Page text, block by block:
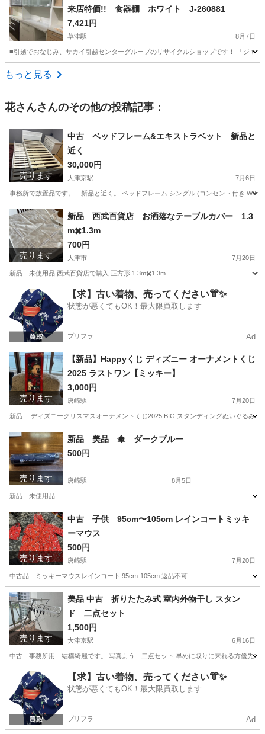
来店特価!! 食器棚 ホワイト J-260881
7,421円
草津駅 8月7日
■引越でおなじみ、サカイ引越センターグループのリサイクルショップです！ 「ジャ
滋賀 草津市
もっと見る
花さんさんのその他の投稿記事：
売ります
中古 ベッドフレーム&エキストラベット 新品と
近く
30,000円
大津京駅 7月6日
事務所で放置品です。 新品と近く。 ベッドフレーム シングル (コンセント付き WW)
滋賀 大津市 大津京駅 ベッド フレーム
売ります
新品 西武百貨店 お洒落なテーブルカバー 1.3
m✖️1.3m
700円
大津市 7月20日
新品 未使用品 西武百貨店で購入 正方形 1.3m✖️1.3m
滋賀 大津市 テーブル 新品
【求】古い着物、売ってください👘✨
状態が悪くてもOK！最大限買取します
プリフラ Ad
売ります
【新品】Happyくじ ディズニー オーナメントくじ
2025 ラストワン【ミッキー】
3,000円
唐崎駅 7月20日
新品 ディズニークリスマスオーナメントくじ2025 BIG スタンディングぬいぐるみ ミ
滋賀 大津市 唐崎駅 おもちゃ ミッキー
売ります
新品 美品 傘 ダークブルー
500円
唐崎駅 8月5日
新品 未使用品
滋賀 大津市 唐崎駅 新品
売ります
中古 子供 95cm〜105cm レインコートミッキ
ーマウス
500円
唐崎駅 7月20日
中古品 ミッキーマウスレインコート 95cm-105cm 返品不可
滋賀 大津市 唐崎駅 コート レインコート
売ります
美品 中古 折りたたみ式 室内外物干し スタン
ド 二点セット
1,500円
大津京駅 6月16日
中古 事務所用 結構綺麗です。 写真よう 二点セット 早めに取りに来れる方優先で
滋賀 大津市 大津京駅 洗濯用品
【求】古い着物、売ってください👘✨
状態が悪くてもOK！最大限買取します
プリフラ Ad